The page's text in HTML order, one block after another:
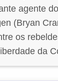
agente
(Bryan
os
da